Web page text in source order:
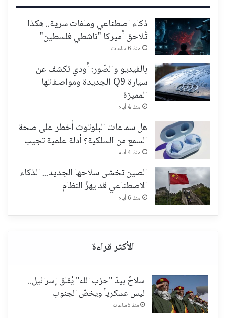
ذكاء اصطناعي وملفات سرية.. هكذا
تُلاحق أميركا "ناشطي فلسطين"
منذ 6 ساعات
بالفيديو والصّور: أودي تكشف عن
سيارة Q9 الجديدة ومواصفاتها
المميزة
منذ 4 أيام
هل سماعات البلوتوث أخطر على صحة
السمع من السلكية؟ أدلة علمية تجيب
منذ 4 أيام
الصين تخشى سلاحها الجديد... الذكاء
الاصطناعي قد يهزّ النظام
منذ 6 أيام
سلاحٌ بيدّ "حزب الله" يُقلق إسرائيل..
ليس عسكرياً ويخصّ الجنوب
منذ 5 ساعات